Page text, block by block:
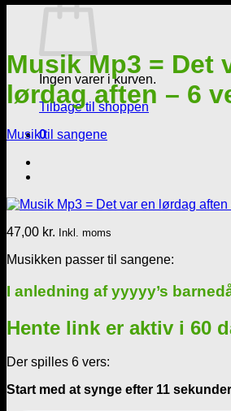
Ingen varer i kurven.
Tilbage til shoppen
0
Musik Mp3 = Det
lørdag aften – 6
Musik til sangene
47,00 kr. Inkl. moms
Musikken passer til sangene:
I anledning af yyyyy’s
Hente link er aktiv i 60
Der spilles 6 vers:
Start med at synge efter 11